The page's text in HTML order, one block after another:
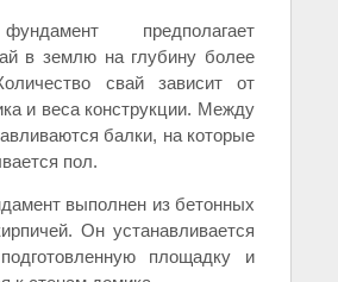
предполагает
в землю на глубину более
свай зависит от
и веса конструкции. Между
балки, на которые
пол.
выполнен из бетонных
Он устанавливается
площадку и